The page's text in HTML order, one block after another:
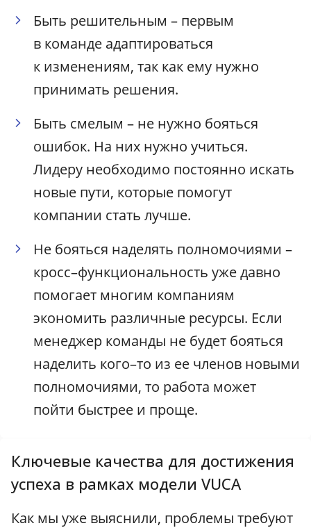
Быть решительным – первым
в команде адаптироваться
к изменениям, так как ему нужно
принимать решения.
Быть смелым – не нужно бояться
ошибок. На них нужно учиться.
Лидеру необходимо постоянно искать
новые пути, которые помогут
компании стать лучше.
Не бояться наделять полномочиями –
кросс–функциональность уже давно
помогает многим компаниям
экономить различные ресурсы. Если
менеджер команды не будет бояться
наделить кого–то из ее членов новыми
полномочиями, то работа может
пойти быстрее и проще.
Ключевые качества для достижения
успеха в рамках модели VUCA
Как мы уже выяснили, проблемы требуют